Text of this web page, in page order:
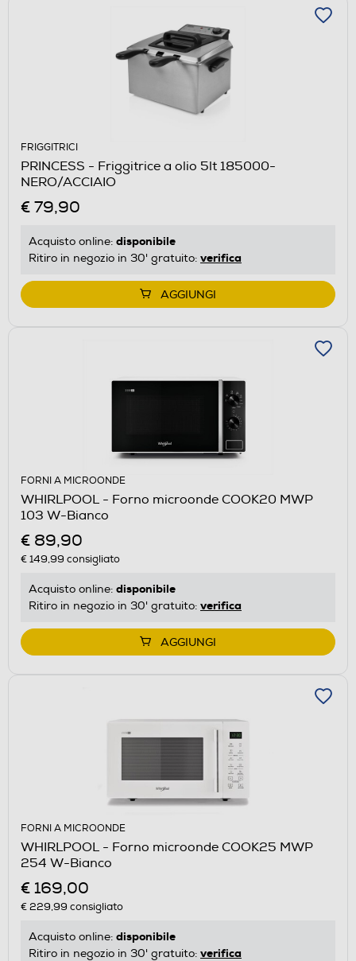
FRIGGITRICI
PRINCESS - Friggitrice a olio 5lt 185000-
NERO/ACCIAIO
€ 79,90
Acquisto online: disponibile
Ritiro in negozio in 30' gratuito: verifica
AGGIUNGI
FORNI A MICROONDE
WHIRLPOOL - Forno microonde COOK20 MWP
103 W-Bianco
€ 89,90
€ 149,99 consigliato
Acquisto online: disponibile
Ritiro in negozio in 30' gratuito: verifica
AGGIUNGI
FORNI A MICROONDE
WHIRLPOOL - Forno microonde COOK25 MWP
254 W-Bianco
€ 169,00
€ 229,99 consigliato
Acquisto online: disponibile
Ritiro in negozio in 30' gratuito: verifica